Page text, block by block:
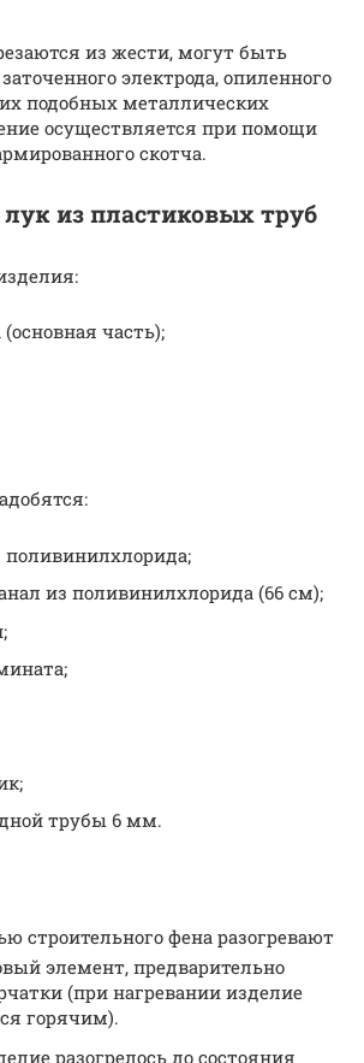
из жести, могут быть
электрода, опиленного
подобных металлических
осуществляется при помощи
скотча.
из пластиковых труб
часть);
из поливинилхлорида (66 см);
трубы 6 мм.
строительного фена разогревают
элемент, предварительно
(при нагревании изделие
горячим).
разогрелось до состояния